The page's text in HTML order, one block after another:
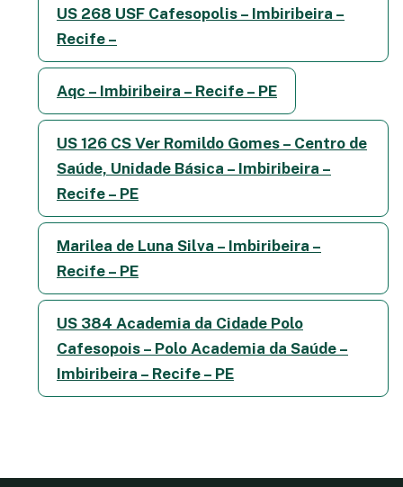
US 268 USF Cafesopolis – Imbiribeira –
Recife –
Aqc – Imbiribeira – Recife – PE
US 126 CS Ver Romildo Gomes – Centro de
Saúde, Unidade Básica – Imbiribeira –
Recife – PE
Marilea de Luna Silva – Imbiribeira –
Recife – PE
US 384 Academia da Cidade Polo
Cafesopois – Polo Academia da Saúde –
Imbiribeira – Recife – PE